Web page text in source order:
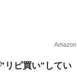
Amazon
"リピ買い"してい